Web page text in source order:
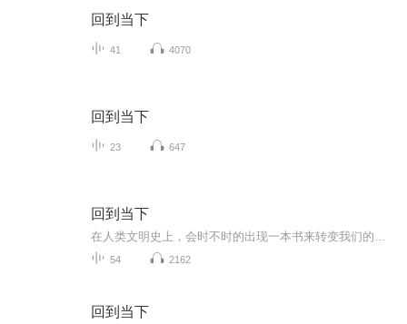
回到当下
41 4070
回到当下
23 647
回到当下
54 2162
回到当下